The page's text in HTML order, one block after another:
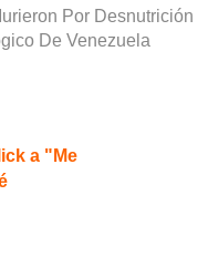
Por Desnutrición
De Venezuela
a "Me